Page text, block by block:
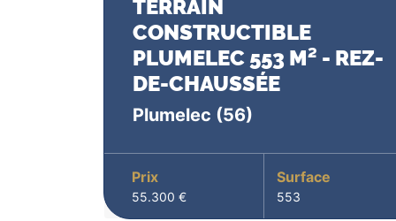
TERRAIN
CONSTRUCTIBLE
PLUMELEC 553 M² - REZ-
DE-CHAUSSÉE
Plumelec (56)
Prix
55.300 €
Surface
553